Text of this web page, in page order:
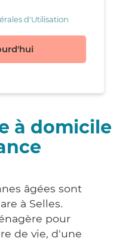
d'Utilisation
à domicile
âgées sont
à Selles.
pour
de vie, d'une